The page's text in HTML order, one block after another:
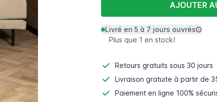
AJOUTER
Livré en 5 à 7 jours ouvrés
Plus que 1 en stock!
Retours gratuits sous 30 jours
Livraison gratuite à partir de
Paiement en ligne 100%